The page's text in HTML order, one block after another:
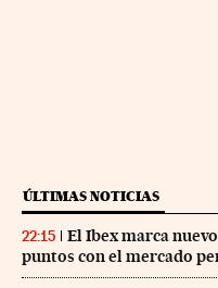
ÚLTIMAS NOTICIAS
22:15
El Ibex marca
puntos con el mercado